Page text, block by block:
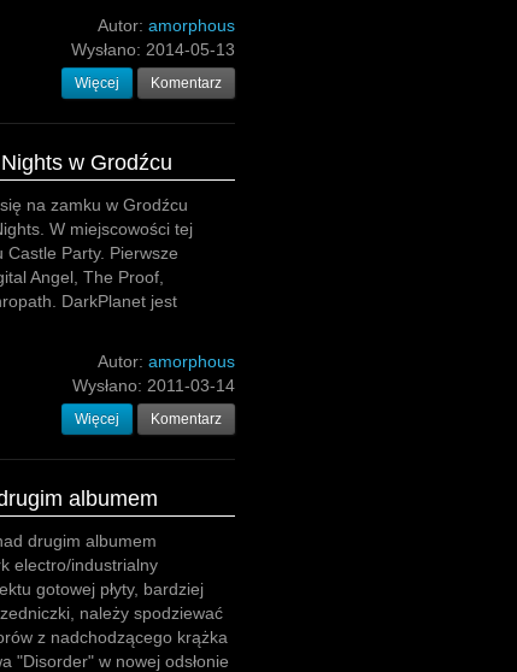
Autor: amorphous
Wysłano: 2014-05-13
Więcej Komentarz
w Grodźcu
na zamku w Grodźcu
W miejscowości tej
Castle Party. Pierwsze
Angel, The Proof,
DarkPlanet jest
Autor: amorphous
Wysłano: 2011-03-14
Więcej Komentarz
albumem
drugim albumem
electro/industrialny
gotowej płyty, bardziej
należy spodziewać
z nadchodzącego krążka
"Disorder" w nowej odsłonie